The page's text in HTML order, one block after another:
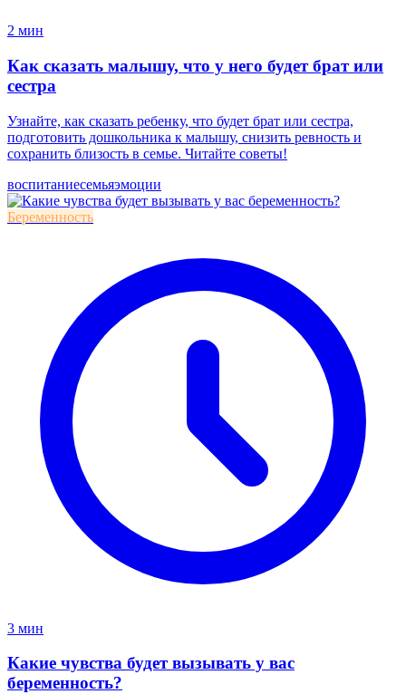
2 мин
Как сказать малышу, что у него будет брат или
сестра
Узнайте, как сказать ребенку, что будет брат или сестра,
подготовить дошкольника к малышу, снизить ревность и
сохранить близость в семье. Читайте советы!
воспитаниесемьяэмоции
Беременность
3 мин
Какие чувства будет вызывать у вас
беременность?